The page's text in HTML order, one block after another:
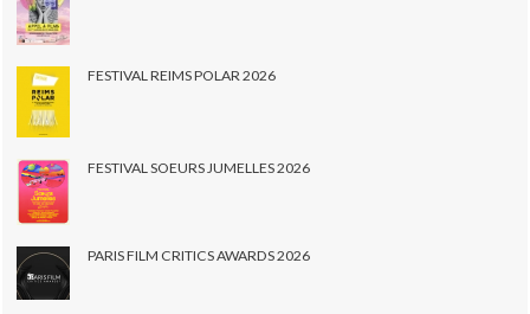
FESTIVAL REIMS POLAR 2026
FESTIVAL SOEURS JUMELLES 2026
PARIS FILM CRITICS AWARDS 2026